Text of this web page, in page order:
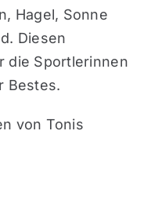
Hagel, Sonne
Diesen
die Sportlerinnen
Bestes.
von Tonis